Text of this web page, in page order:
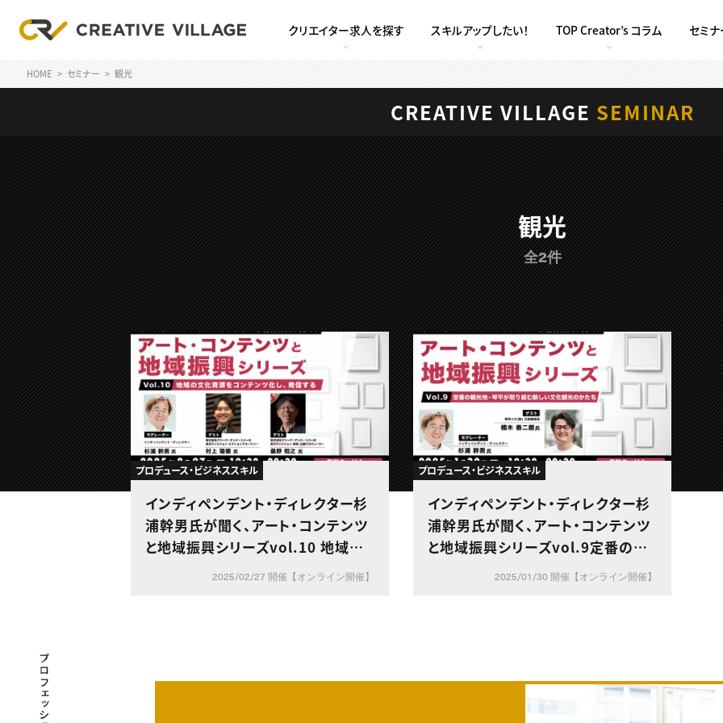
クリエイター求人を探す スキルアップしたい！ TOP Creator’s コラム セミ
HOME セミナー 観光
CREATIVE VILLAGE SEMINAR
観光
全2件
プロデュース・ビジネススキル
インディペンデント・ディレクター杉
浦幹男氏が聞く、アート・コンテンツ
と地域振興シリーズvol.10 地域の
文化資源をコンテンツ化し、発信す
2025/02/27 開催【オンライン開催】
プロデュース・ビジネススキル
インディペンデント・ディレクター杉
浦幹男氏が聞く、アート・コンテンツ
と地域振興シリーズvol.9定番の観
光地・琴平が取り組む新しい文化観
2025/01/30 開催【オンライン開催】